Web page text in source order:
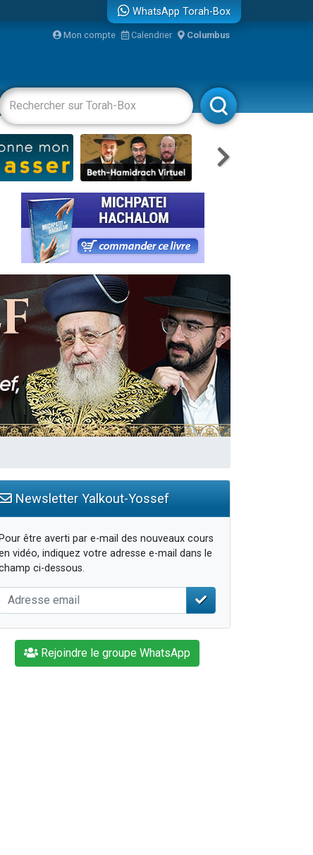
le temps
WhatsApp Torah-Box
Mon compte Calendrier Columbus
Livres Rabbanim
Newsletter Yalkout-Yossef
Pour être averti par e-mail des nouveaux cours
vidéo, indiquez votre adresse e-mail dans le
ci-dessous.
Rejoindre le groupe WhatsApp